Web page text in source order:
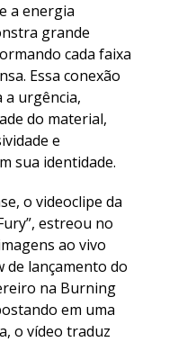
a energia
grande
cada faixa
Essa conexão
a urgência,
do material,
e
sua identidade.
o videoclipe da
estreou no
ao vivo
de lançamento do
na Burning
em uma
o vídeo traduz